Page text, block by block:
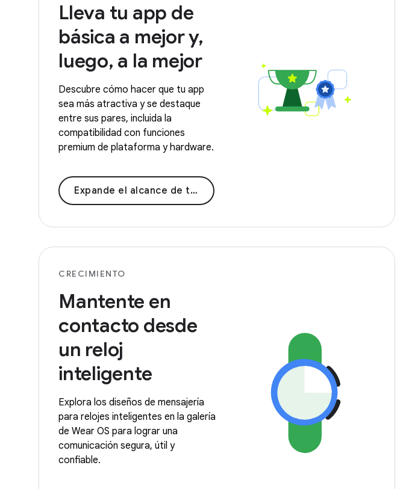
Lleva tu app de
básica a mejor y,
luego, a la mejor
Descubre cómo hacer que tu app
sea más atractiva y se destaque
entre sus pares, incluida la
compatibilidad con funciones
premium de plataforma y hardware.
Expande el alcance de tu app
CRECIMIENTO
Mantente en
contacto desde
un reloj
inteligente
Explora los diseños de mensajería
para relojes inteligentes en la galería
de Wear OS para lograr una
comunicación segura, útil y
confiable.